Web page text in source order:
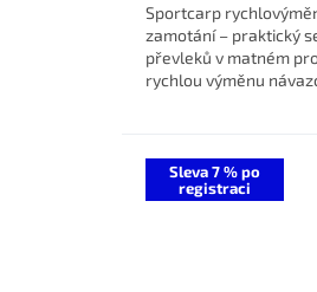
Sportcarp
zamotání – praktický
převleků v matném
rychlou výměnu
Sleva 7 % po
registraci